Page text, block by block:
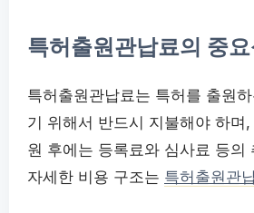
특허출원관납료의 중요
특허출원관납료는 특허를 출원
기 위해서 반드시 지불해야 하
원 후에는 등록료와 심사료 등
자세한 비용 구조는 특허출원관